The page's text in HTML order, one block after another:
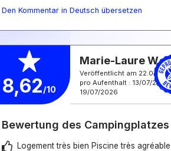
Den Kommentar in Deutsch übersetzen
8,62/10
Marie-Laure W.
Veröffentlicht am
pro Aufenthalt : 13/07/
19/07/2026
Bewertung des Campingplatzes
Logement très bien Piscine très agréable